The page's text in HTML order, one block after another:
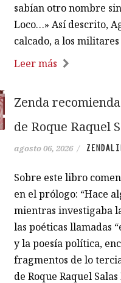
sabían otro nombre
Loco…» Así descrito,
calcado, a los
Leer más
Zenda
de Roque Raquel
agosto 06, 2026 /
Sobre este libro
en el prólogo: “Hace
mientras investigaba
las poéticas llamadas
y la poesía política,
fragmentos de lo
de Roque Raquel